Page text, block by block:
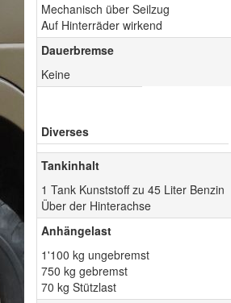
Mechanisch über Seilzug
Auf Hinterräder wirkend
Dauerbremse
Keine
Diverses
Tankinhalt
1 Tank Kunststoff zu 45 Liter Benzin
Über der Hinterachse
Anhängelast
1'100 kg ungebremst
750 kg gebremst
70 kg Stützlast